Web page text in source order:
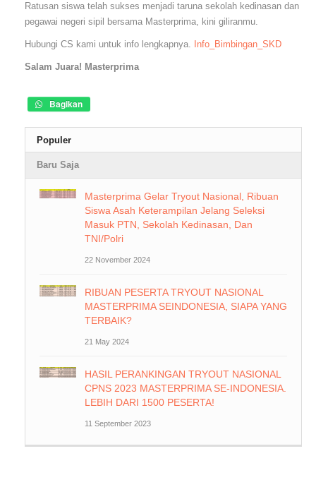
Ratusan siswa telah sukses menjadi taruna sekolah kedinasan dan
pegawai negeri sipil bersama Masterprima, kini giliranmu.
Hubungi CS kami untuk info lengkapnya. Info_Bimbingan_SKD
Salam Juara! Masterprima
Bagikan
Populer
Baru Saja
Masterprima Gelar Tryout Nasional, Ribuan
Siswa Asah Keterampilan Jelang Seleksi
Masuk PTN, Sekolah Kedinasan, Dan
TNI/Polri
22 November 2024
RIBUAN PESERTA TRYOUT NASIONAL
MASTERPRIMA SEINDONESIA, SIAPA YANG
TERBAIK?
21 May 2024
HASIL PERANKINGAN TRYOUT NASIONAL
CPNS 2023 MASTERPRIMA SE-INDONESIA.
LEBIH DARI 1500 PESERTA!
11 September 2023